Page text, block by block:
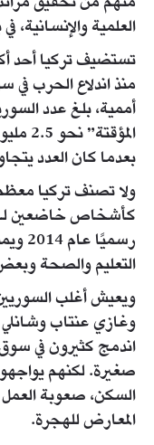
العلمية والإنسانية،
تستضيف تركيا أحد
أممية، بلغ عدد
بعدما كان العدد يتجاوز 3.5 مليون في سنوات
ولا تصنف تركيا
كأشخاص خاضعين
التعليم والصحة
ويعيش أغلب
وغازي عنتاب
اندمج كثيرون في
صغيرة. لكنهم
السكن، صعوبة
المعارض للهجرة.